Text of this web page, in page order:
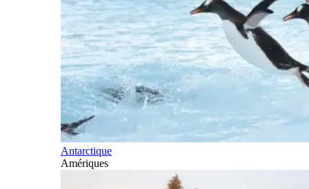
Antarctique
Amériques